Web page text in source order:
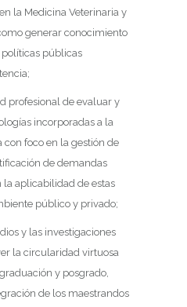
la Medicina Veterinaria y
generar conocimiento
públicas
profesional de evaluar y
incorporadas a la
con foco en la gestión de
de demandas
la aplicabilidad de estas
público y privado;
y las investigaciones
la circularidad virtuosa
y posgrado,
de los maestrandos